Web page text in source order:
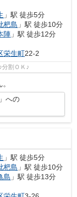
」駅 徒歩5分
杷島 」駅 徒歩10分
陣 」駅 徒歩12分
栄生町22-2
割ＯＫ♪
への
」駅 徒歩5分
杷島 」駅 徒歩10分
島 」駅 徒歩13分